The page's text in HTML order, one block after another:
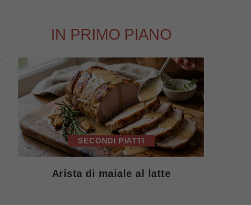
IN PRIMO PIANO
SECONDI PIATTI
Arista di maiale al latte